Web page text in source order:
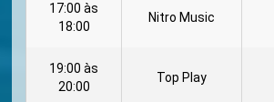
17:00 às
18:00
Nitro Music
19:00 às
20:00
Top Play